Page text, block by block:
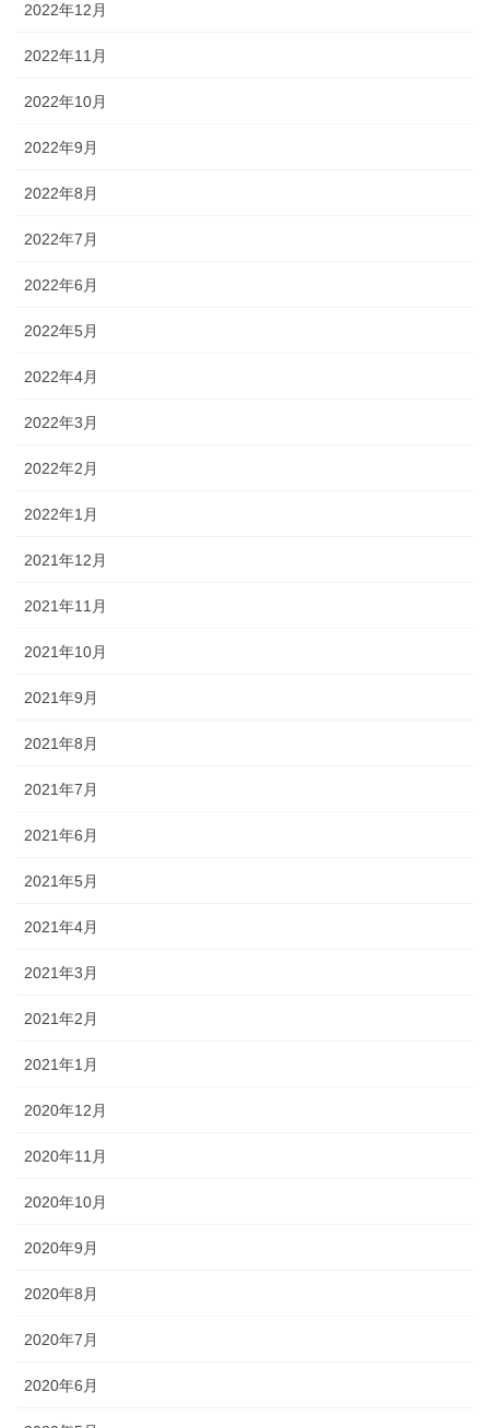
2022年12月
2022年11月
2022年10月
2022年9月
2022年8月
2022年7月
2022年6月
2022年5月
2022年4月
2022年3月
2022年2月
2022年1月
2021年12月
2021年11月
2021年10月
2021年9月
2021年8月
2021年7月
2021年6月
2021年5月
2021年4月
2021年3月
2021年2月
2021年1月
2020年12月
2020年11月
2020年10月
2020年9月
2020年8月
2020年7月
2020年6月